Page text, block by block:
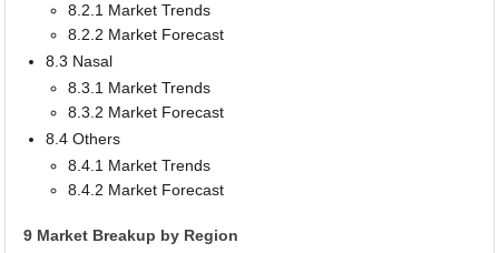
8.2.1 Market Trends
8.2.2 Market Forecast
8.3 Nasal
8.3.1 Market Trends
8.3.2 Market Forecast
8.4 Others
8.4.1 Market Trends
8.4.2 Market Forecast
9 Market Breakup by Region